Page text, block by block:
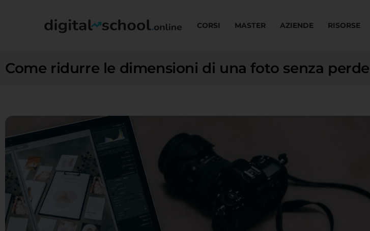
CORSI MASTER AZIENDE RISORSE
Come ridurre le dimensioni di una foto senza